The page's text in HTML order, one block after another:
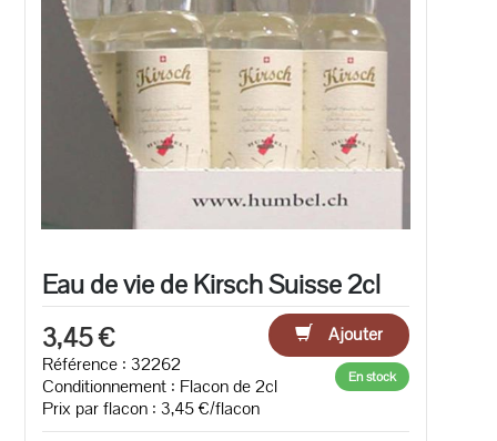
Eau de vie de Kirsch Suisse 2cl
3,45 €
Ajouter
Référence : 32262
Conditionnement : Flacon de 2cl
Prix par flacon : 3,45 €/flacon
En stock